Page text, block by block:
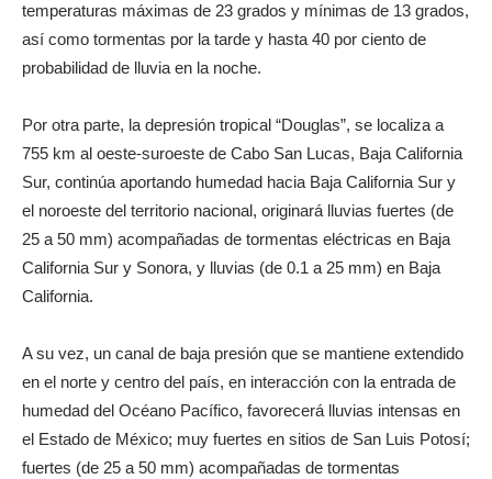
temperaturas máximas de 23 grados y mínimas de 13 grados,
así como tormentas por la tarde y hasta 40 por ciento de
probabilidad de lluvia en la noche.
Por otra parte, la depresión tropical “Douglas”, se localiza a
755 km al oeste-suroeste de Cabo San Lucas, Baja California
Sur, continúa aportando humedad hacia Baja California Sur y
el noroeste del territorio nacional, originará lluvias fuertes (de
25 a 50 mm) acompañadas de tormentas eléctricas en Baja
California Sur y Sonora, y lluvias (de 0.1 a 25 mm) en Baja
California.
A su vez, un canal de baja presión que se mantiene extendido
en el norte y centro del país, en interacción con la entrada de
humedad del Océano Pacífico, favorecerá lluvias intensas en
el Estado de México; muy fuertes en sitios de San Luis Potosí;
fuertes (de 25 a 50 mm) acompañadas de tormentas